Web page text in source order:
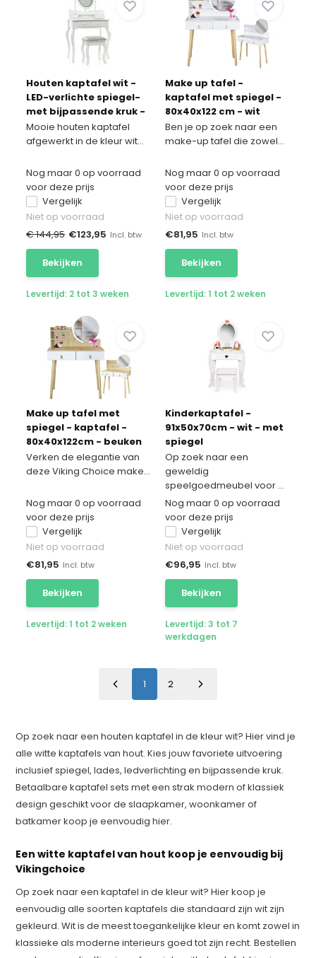
Houten kaptafel wit -
LED-verlichte spiegel-
met bijpassende kruk -
75x40x145 cm
Mooie houten kaptafel
afgewerkt in de kleur wit...
Nog maar 0 op voorraad
voor deze prijs
Vergelijk
Niet op voorraad
€ 144,95 €123,95 Incl. btw
Bekijken
Levertijd: 2 tot 3 weken
Make up tafel -
kaptafel met spiegel -
80x40x122 cm - wit
beige
Ben je op zoek naar een
make-up tafel die zowel...
Nog maar 0 op voorraad
voor deze prijs
Vergelijk
Niet op voorraad
€81,95 Incl. btw
Bekijken
Levertijd: 1 tot 2 weken
Make up tafel met
spiegel - kaptafel -
80x40x122cm - beuken
wit
Verken de elegantie van
deze Viking Choice make...
Nog maar 0 op voorraad
voor deze prijs
Vergelijk
Niet op voorraad
€81,95 Incl. btw
Bekijken
Levertijd: 1 tot 2 weken
Kinderkaptafel -
91x50x70cm - wit - met
spiegel
Op zoek naar een
geweldig
speelgoedmeubel voor ...
Nog maar 0 op voorraad
voor deze prijs
Vergelijk
Niet op voorraad
€96,95 Incl. btw
Bekijken
Levertijd: 3 tot 7
werkdagen
1 2
Op zoek naar een houten kaptafel in de kleur wit? Hier vind je
alle witte kaptafels van hout. Kies jouw favoriete uitvoering
inclusief spiegel, lades, ledverlichting en bijpassende kruk.
Betaalbare kaptafel sets met een strak modern of klassiek
design geschikt voor de slaapkamer, woonkamer of
batkamer koop je eenvoudig hier.
Een witte kaptafel van hout koop je eenvoudig bij
Vikingchoice
Op zoek naar een kaptafel in de kleur wit? Hier koop je
eenvoudig alle soorten kaptafels die standaard zijn wit zijn
gekleurd. Wit is de meest toegankelijke kleur en komt zowel in
klassieke als moderne interieurs goed tot zijn recht. Bestellen